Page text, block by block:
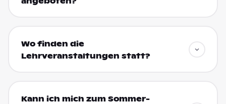
Wo finden die
Lehrveranstaltungen statt?
Kann ich mich zum Sommer-